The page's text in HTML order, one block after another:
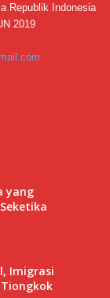
Republik Indonesia
2019
yang
Imigrasi